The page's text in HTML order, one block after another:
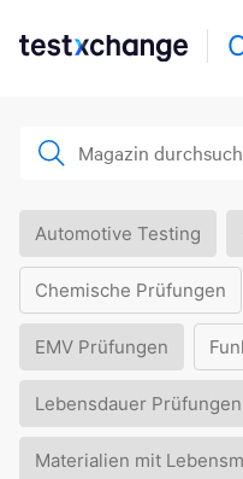
Automotive Testing
Chemische Prüfungen
EMV Prüfungen
Lebensdauer Prüfungen
Materialien mit